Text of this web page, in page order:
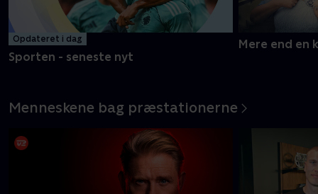
Opdateret i dag
Sporten - seneste nyt
Mere end en
Menneskene bag præstationerne